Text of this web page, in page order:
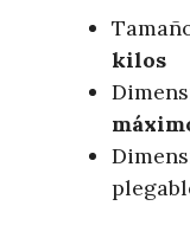
kilos